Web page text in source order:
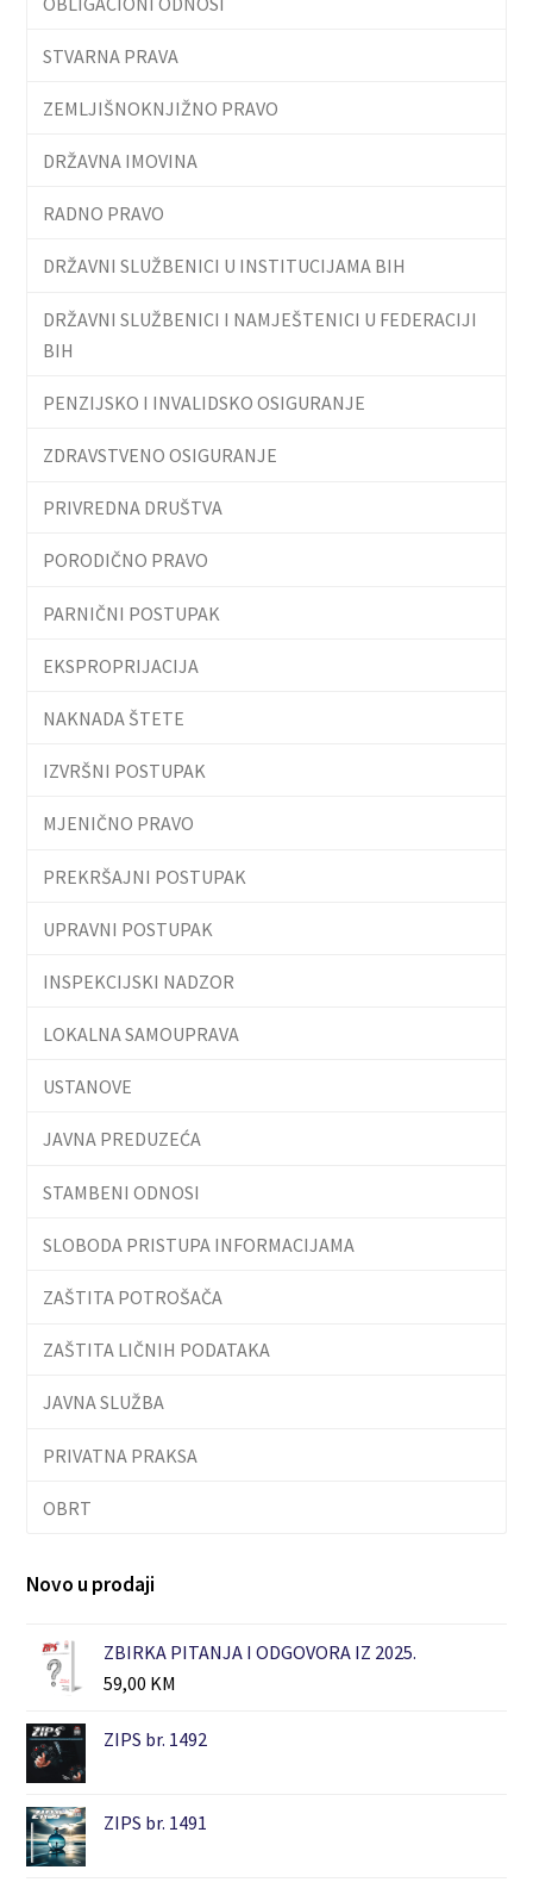
STVARNA PRAVA
ZEMLJIŠNOKNJIŽNO PRAVO
DRŽAVNA IMOVINA
RADNO PRAVO
DRŽAVNI SLUŽBENICI U INSTITUCIJAMA BIH
DRŽAVNI SLUŽBENICI I NAMJEŠTENICI U FEDERACIJI
BIH
PENZIJSKO I INVALIDSKO OSIGURANJE
ZDRAVSTVENO OSIGURANJE
PRIVREDNA DRUŠTVA
PORODIČNO PRAVO
PARNIČNI POSTUPAK
EKSPROPRIJACIJA
NAKNADA ŠTETE
IZVRŠNI POSTUPAK
MJENIČNO PRAVO
PREKRŠAJNI POSTUPAK
UPRAVNI POSTUPAK
INSPEKCIJSKI NADZOR
LOKALNA SAMOUPRAVA
USTANOVE
JAVNA PREDUZEĆA
STAMBENI ODNOSI
SLOBODA PRISTUPA INFORMACIJAMA
ZAŠTITA POTROŠAČA
ZAŠTITA LIČNIH PODATAKA
JAVNA SLUŽBA
PRIVATNA PRAKSA
OBRT
Novo u prodaji
ZBIRKA PITANJA I ODGOVORA IZ 2025.
59,00 KM
ZIPS br. 1492
ZIPS br. 1491